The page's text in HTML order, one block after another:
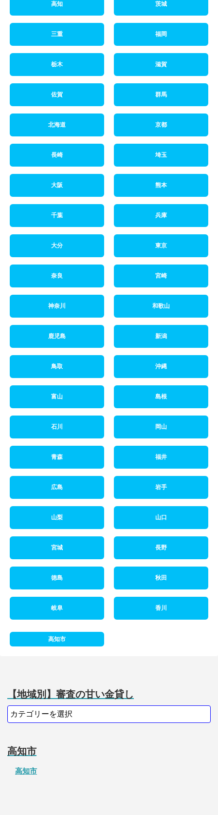
高知 茨城
三重 福岡
栃木 滋賀
佐賀 群馬
北海道 京都
長崎 埼玉
大阪 熊本
千葉 兵庫
大分 東京
奈良 宮崎
神奈川 和歌山
鹿児島 新潟
鳥取 沖縄
富山 島根
石川 岡山
青森 福井
広島 岩手
山梨 山口
宮城 長野
徳島 秋田
岐阜 香川
高知市
【地域別】審査の甘い金貸し
高知市
高知市